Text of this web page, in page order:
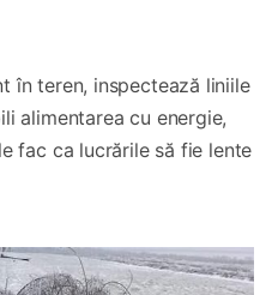
în teren, inspectează liniile
alimentarea cu energie,
fac ca lucrările să fie lente